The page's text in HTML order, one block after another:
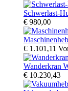
Schwerlast-
€ 980,00
€ 1.101,11
Wanderkran
€ 10.230,43